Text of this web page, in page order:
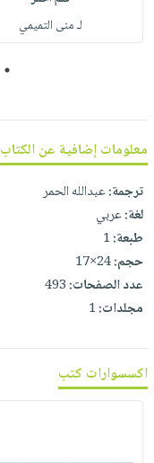
أطفال
فيديوهات
أسئلة
خدمات
نيل
وفرات
انشر
كتابك
تواصل
معنا
الإصدارات
لـ منى التميمي
1
معلومات إضافية عن الكتاب
ترجمة:عبدالله الحمر
لغة:عربي
طبعة:1
حجم:24×17
عدد الصفحات:493
مجلدات:1
اكسسوارات كتب